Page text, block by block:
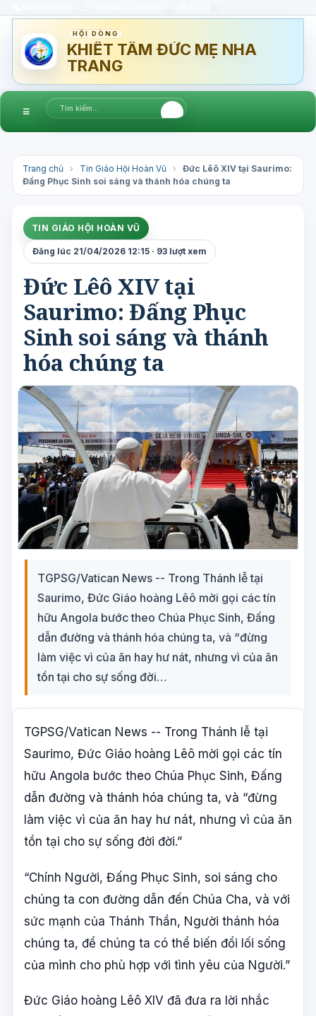
HỘI DÒNG
KHIẾT TÂM ĐỨC MẸ NHA
TRANG
☰
Trang chủ › Tin Giáo Hội Hoàn Vũ ›
Đức Lêô XIV tại Saurimo:
Đấng Phục Sinh soi sáng và thánh hóa chúng ta
TIN GIÁO HỘI HOÀN VŨ
Đăng lúc 21/04/2026 12:15 · 93 lượt xem
Đức Lêô XIV tại
Saurimo: Đấng Phục
Sinh soi sáng và thánh
hóa chúng ta
TGPSG/Vatican News -- Trong Thánh lễ tại
Saurimo, Đức Giáo hoàng Lêô mời gọi các tín
hữu Angola bước theo Chúa Phục Sinh, Đấng
dẫn đường và thánh hóa chúng ta, và “đừng
làm việc vì của ăn hay hư nát, nhưng vì của ăn
tồn tại cho sự sống đời…
TGPSG/Vatican News -- Trong Thánh lễ tại
Saurimo, Đức Giáo hoàng Lêô mời gọi các tín
hữu Angola bước theo Chúa Phục Sinh, Đấng
dẫn đường và thánh hóa chúng ta, và “đừng
làm việc vì của ăn hay hư nát, nhưng vì của ăn
tồn tại cho sự sống đời đời.”
“Chính Người, Đấng Phục Sinh, soi sáng cho
chúng ta con đường dẫn đến Chúa Cha, và với
sức mạnh của Thánh Thần, Người thánh hóa
chúng ta, để chúng ta có thể biến đổi lối sống
của mình cho phù hợp với tình yêu của Người.”
Đức Giáo hoàng Lêô XIV đã đưa ra lời nhắc